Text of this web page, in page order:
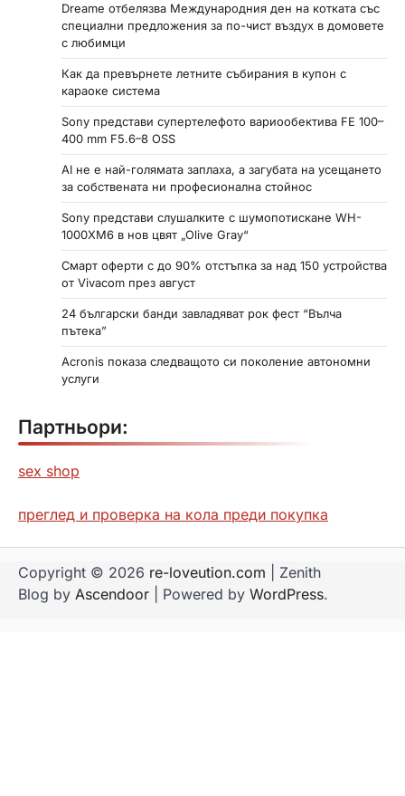
Dreame отбелязва Международния ден на котката със
специални предложения за по-чист въздух в домовете
с любимци
Как да превърнете летните събирания в купон с
караоке система
Sony представи супертелефото вариообектива FE 100–
400 mm F5.6–8 OSS
AI не е най-голямата заплаха, а загубата на усещането
за собствената ни професионална стойнос
Sony представи слушалките с шумопотискане WH-
1000XM6 в нов цвят „Olive Gray“
Смарт оферти с до 90% отстъпка за над 150 устройства
от Vivacom през август
24 български банди завладяват рок фест “Вълча
пътека”
Acronis показа следващото си поколение автономни
услуги
Партньори:
sex shop
преглед и проверка на кола преди покупка
Copyright © 2026 re-loveution.com | Zenith
Blog by Ascendoor | Powered by WordPress.